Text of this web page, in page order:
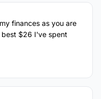
finances as you are
$26 I've spent